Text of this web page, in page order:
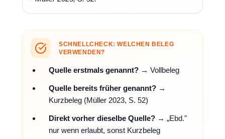
SCHNELLCHECK: WELCHEN BELEG
VERWENDEN?
Quelle erstmals genannt? → Vollbeleg
Quelle bereits früher genannt? →
Kurzbeleg (Müller 2023, S. 52)
Direkt vorher dieselbe Quelle? → „Ebd."
nur wenn erlaubt, sonst Kurzbeleg